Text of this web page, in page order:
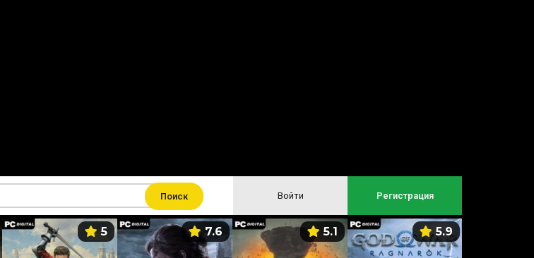
Поиск Войти Регистрация
5 7.6 5.1 5.9